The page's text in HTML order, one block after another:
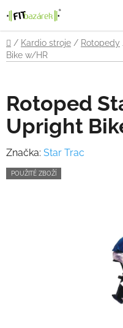
na
obsah
Domů
/ Kardio stroje / Rotopedy
Bike w/HR
Rotoped
Upright
Značka: Star Trac
POUŽITÉ ZBOŽÍ